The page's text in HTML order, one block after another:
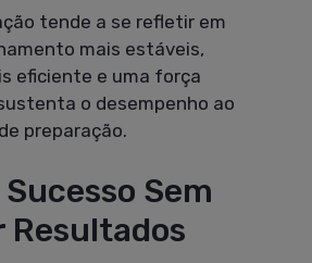
tende a se refletir em
mais estáveis,
eficiente e uma força
o desempenho ao
preparação.
Sucesso Sem
Resultados